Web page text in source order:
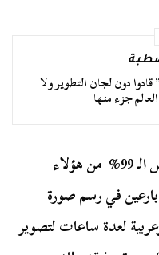
دون لجان التطوير ولا
جزء منها
بارعين في رسم صورة
لعدة ساعات لتصوير